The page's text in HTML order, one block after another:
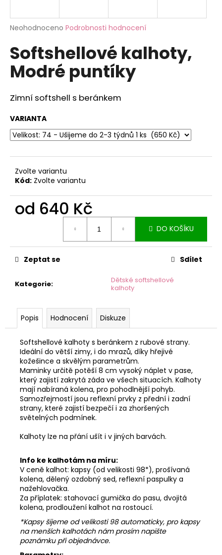
Průměrné
produktu
je
0,0
hvězdiček.
Neohodnoceno Podrobnosti hodnocení
Softshellové kalhoty,
Modré puntíky
Zimní softshell s beránkem
VARIANTA
Zvolte variantu
Kód: Zvolte variantu
od 640 Kč
DO KOŠÍKU
Kategorie:
Dětské softshellové
kalhoty
Zeptat se Sdílet
Popis Hodnocení Diskuze
Softshellové kalhoty s beránkem z rubové strany.
Ideální do větší zimy, i do mrazů, díky hřejivé
kožešince a skvělým parametrům.
Maminky určitě potěší 8 cm vysoký náplet v pase,
který zajistí zakrytá záda ve všech situacích. Kalhoty
mají nabíraná kolena, pro pohodlnější pohyb.
Samozřejmostí jsou reflexní prvky z přední i zadní
strany, které zajistí bezpečí i za zhoršených
světelných podmínek.
Kalhoty lze na přání ušít i v jiných barvách.
Info ke kalhotám na míru:
V ceně kalhot: kapsy (od velikosti 98*), prošívaná
kolena, dělený ozdobný sed, reflexní paspulky a
nažehlovačka.
Za příplatek: stahovací gumička do pasu, dvojitá
kolena, prodloužení kalhot na rostoucí.
*Kapsy šijeme od velikosti 98 automaticky, pro kapsy
na menších kalhotách nám prosím napište
poznámku při objednávce.
j
t
?
D
o
p
u
j
e
e